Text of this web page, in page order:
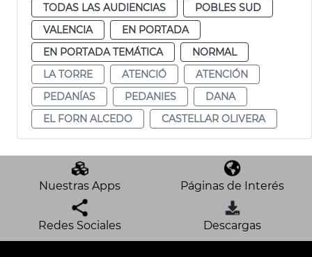
TODAS LAS AUDIENCIAS
POBLES SUD
VALENCIA
EN PORTADA
EN PORTADA TEMÁTICA
NORMAL
LA TORRE
ATENCIÓ
ATENCIÓN
PEDANÍAS
PEDANIES
DANA
EL FORN ALCEDO
CASTELLAR OLIVERA
Nuestras Apps Páginas de Interés
Redes Sociales Descargas